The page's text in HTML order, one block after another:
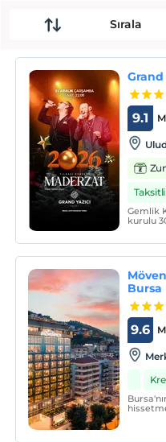
Sırala
Grand
9.1
Gemlik
kurulu
Bursa
9.6